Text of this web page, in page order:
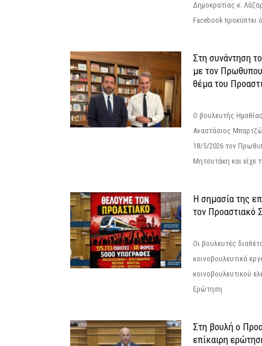
Δημοκρατίας κ.
Facebook προκύπτει
Στη συνάντηση
με τον
θέμα του
Ο βουλευτής
Αναστάσιος
18/5/2026 τον
Μητσοτάκη και είχε
Η σημασία της
τον Προαστιακό
Οι βουλευτές
κοινοβουλευτικά
κοινοβουλευτικού
Ερώτηση
Στη βουλή ο
επίκαιρη